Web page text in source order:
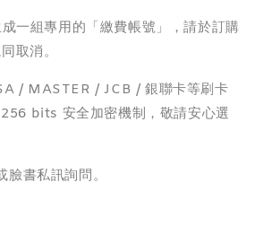
一組專用的「繳費帳號」，請於訂購
取消。
/ MASTER / JCB / 銀聯卡等刷卡
bits 安全加密機制，敬請安心選
書私訊詢問。